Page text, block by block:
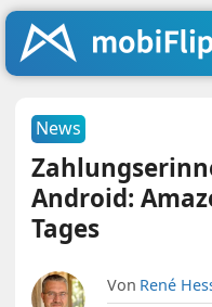
News
Android:
Tages
Von René